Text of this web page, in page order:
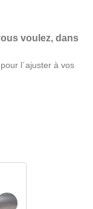
voulez, dans
l´ajuster à vos
ARGENT